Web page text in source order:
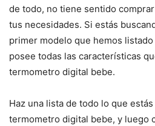
de todo, no tiene sentido
tus necesidades. Si estás
primer modelo que hemos
posee todas las características
termometro digital bebe.
Haz una lista de todo lo que
termometro digital bebe, y luego